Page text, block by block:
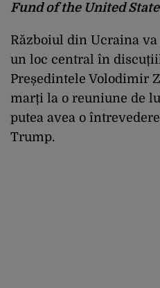
Fund of the United
Războiul din Ucraina va
un loc central în
Președintele Volodimir
marți la o reuniune de
putea avea o
Trump.